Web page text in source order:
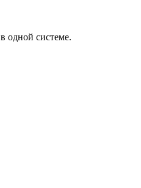
одной системе.